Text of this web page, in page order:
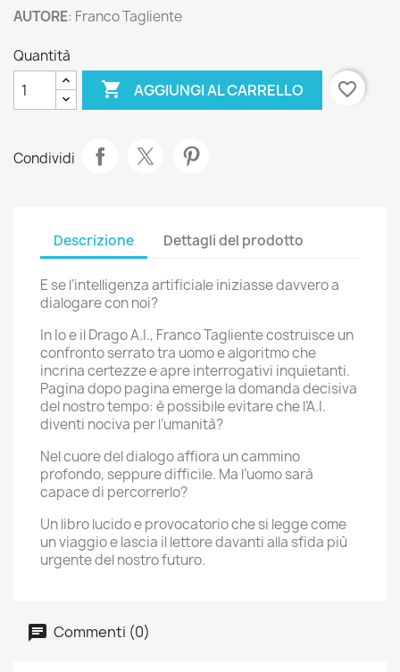
AUTORE: Franco Tagliente
Quantità
 AGGIUNGI AL CARRELLO favorite_border
Condividi
Descrizione Dettagli del prodotto
E se l’intelligenza artificiale iniziasse davvero a
dialogare con noi?
In Io e il Drago A.I., Franco Tagliente costruisce un
confronto serrato tra uomo e algoritmo che
incrina certezze e apre interrogativi inquietanti.
Pagina dopo pagina emerge la domanda decisiva
del nostro tempo: è possibile evitare che l’A.I.
diventi nociva per l’umanità?
Nel cuore del dialogo affiora un cammino
profondo, seppure difficile. Ma l’uomo sarà
capace di percorrerlo?
Un libro lucido e provocatorio che si legge come
un viaggio e lascia il lettore davanti alla sfida più
urgente del nostro futuro.
Commenti (0)